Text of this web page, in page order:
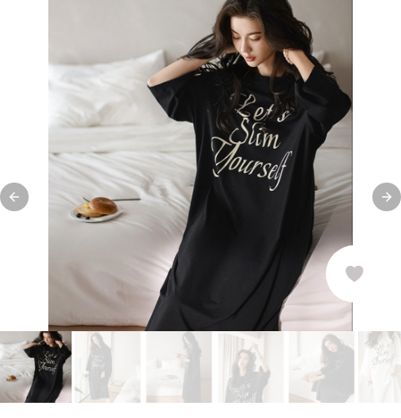
Previous slide